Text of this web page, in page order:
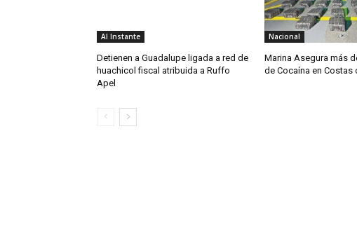
Al Instante
Detienen a Guadalupe ligada a red de
huachicol fiscal atribuida a Ruffo
Apel
Nacional
Marina Asegura más
de Cocaína en Costas